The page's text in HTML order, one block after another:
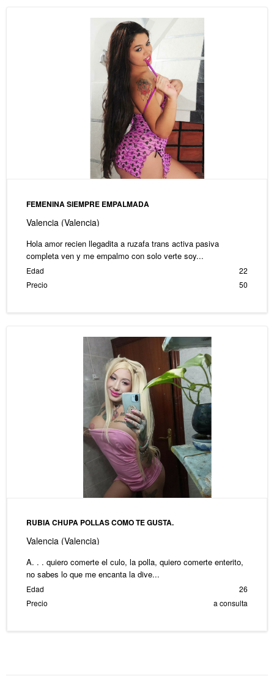
FEMENINA SIEMPRE EMPALMADA
Valencia (Valencia)
Hola amor recien llegadita a ruzafa trans activa pasiva
completa ven y me empalmo con solo verte soy...
Edad
22
Precio
50
RUBIA CHUPA POLLAS COMO TE GUSTA.
Valencia (Valencia)
A. . . quiero comerte el culo, la polla, quiero comerte enterito,
no sabes lo que me encanta la dive...
Edad
26
Precio
a consulta